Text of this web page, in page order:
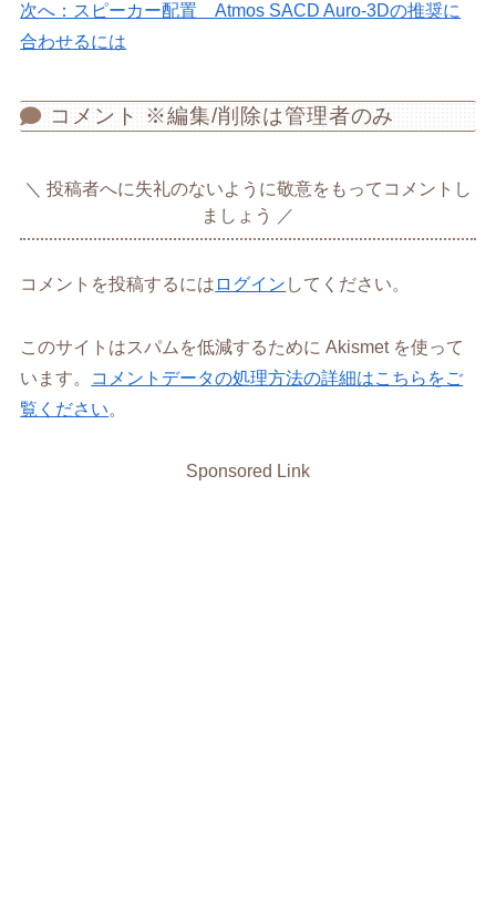
次へ：スピーカー配置 Atmos SACD Auro-3Dの推奨に
合わせるには
コメント ※編集/削除は管理者のみ
投稿者へに失礼のないように敬意をもってコメントし
ましょう
コメントを投稿するには ログイン してください。
このサイトはスパムを低減するために Akismet を使って
います。
コメントデータの処理方法の詳細はこちらをご
覧ください。
Sponsored Link